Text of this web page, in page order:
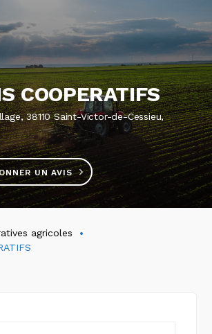
COOPERATIFS
38110 Saint-Victor-de-Cessieu,
UN AVIS
agricoles